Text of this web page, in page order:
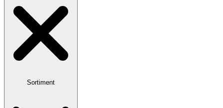
Sortiment